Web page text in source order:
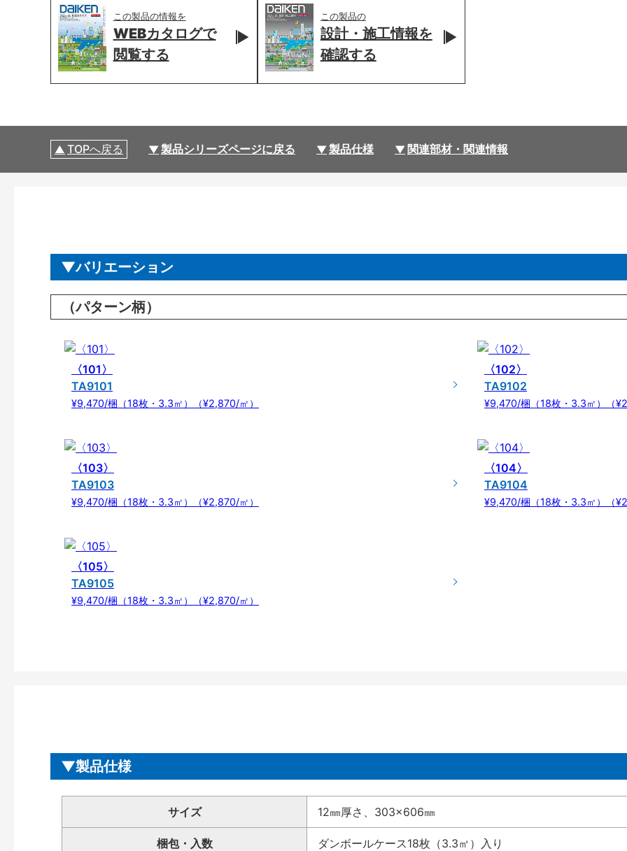
この製品の情報を
WEBカタログで
閲覧する
この製品の
設計・施工情報を
確認する
TOPへ戻る 製品シリーズページに戻る 製品仕様 関連部材・関連情報
バリエーション
（パターン柄）
〈101〉
TA9101
¥9,470/梱（18枚・3.3㎡）（¥2,870/㎡）
〈102〉
TA9102
¥9,470/梱（18枚・3.3㎡）（
〈103〉
TA9103
¥9,470/梱（18枚・3.3㎡）（¥2,870/㎡）
〈104〉
TA9104
¥9,470/梱（18枚・3.3㎡）（
〈105〉
TA9105
¥9,470/梱（18枚・3.3㎡）（¥2,870/㎡）
製品仕様
サイズ 12㎜厚さ、303×606㎜
梱包・入数 ダンボールケース18枚（3.3㎡）入り